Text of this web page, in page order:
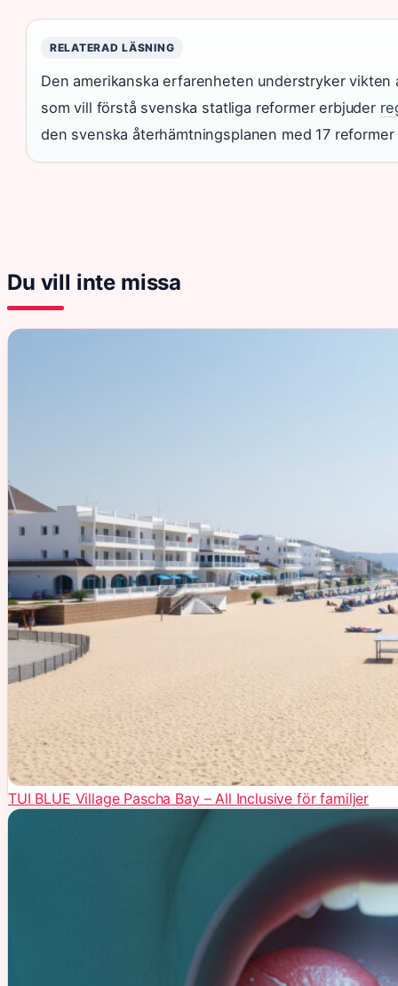
RELATERAD LÄSNING
Den amerikanska erfarenheten understryker
som vill förstå svenska statliga reformer erbjuder
den svenska återhämtningsplanen med 17
Du vill inte missa
TUI BLUE Village Pascha Bay – All Inclusive för familjer